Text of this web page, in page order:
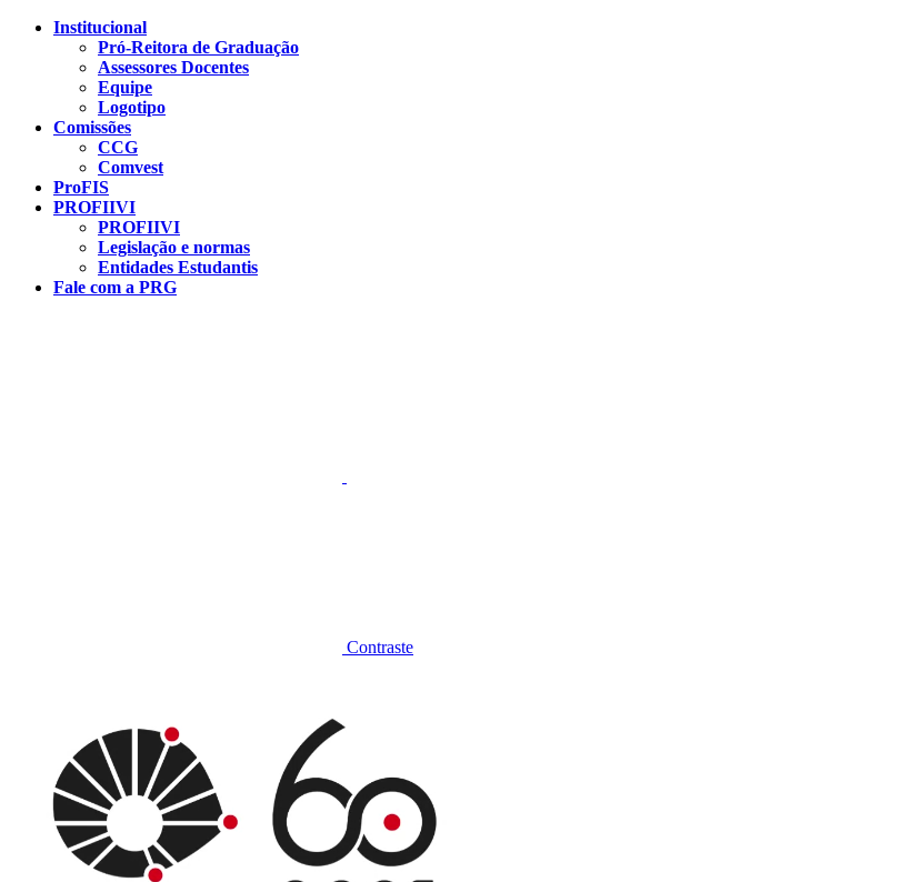
Conteúdo principal
Institucional
Pró-Reitora de Graduação
Assessores Docentes
Equipe
Logotipo
Comissões
CCG
Comvest
ProFIS
PROFIIVI
PROFIIVI
Legislação e normas
Entidades Estudantis
Fale com a PRG
Contraste